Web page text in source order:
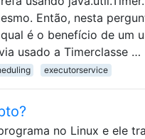
Então, nesta
é o benefício de um
usado a Timerclasse …
executorservice
no Linux e ele